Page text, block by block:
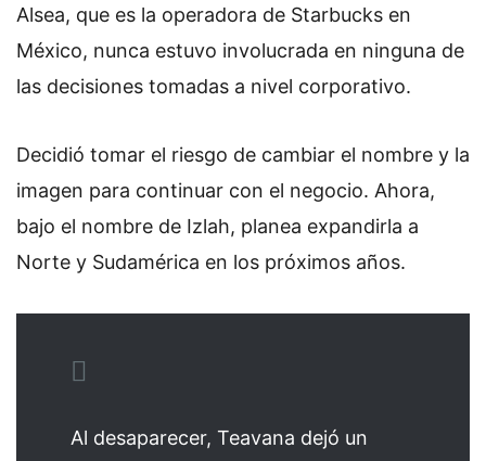
Alsea, que es la operadora de Starbucks en
México, nunca estuvo involucrada en ninguna de
las decisiones tomadas a nivel corporativo.
Decidió tomar el riesgo de cambiar el nombre y la
imagen para continuar con el negocio. Ahora,
bajo el nombre de Izlah, planea expandirla a
Norte y Sudamérica en los próximos años.
Al desaparecer, Teavana dejó un